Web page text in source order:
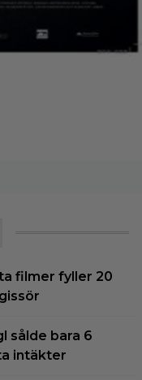
filmer fyller 20
sålde bara 6
intäkter